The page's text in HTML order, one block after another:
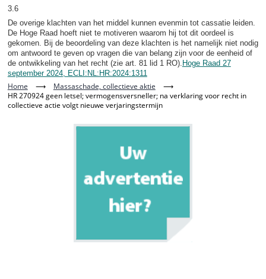
3.6
De overige klachten van het middel kunnen evenmin tot cassatie leiden.
De Hoge Raad hoeft niet te motiveren waarom hij tot dit oordeel is
gekomen. Bij de beoordeling van deze klachten is het namelijk niet nodig
om antwoord te geven op vragen die van belang zijn voor de eenheid of
de ontwikkeling van het recht (zie art. 81 lid 1 RO). Hoge Raad 27
september 2024, ECLI:NL:HR:2024:1311
Home ⟶ Massaschade, collectieve aktie
⟶
HR 270924 geen letsel; vermogensversneller; na verklaring voor recht in
collectieve actie volgt nieuwe verjaringstermijn